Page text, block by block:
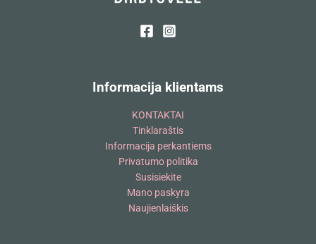
Informacija klientams
KONTAKTAI
Tinklaraštis
Informacija perkantiems
Privatumo politika
Susisiekite
Mano paskyra
Naujienlaiškis